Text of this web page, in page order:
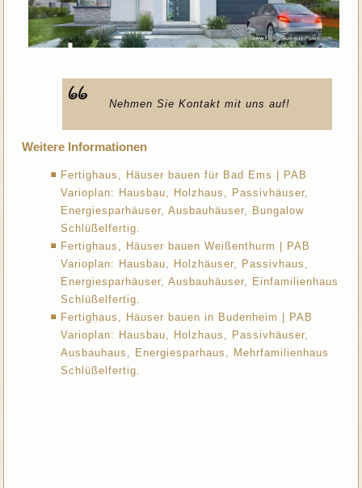
Nehmen Sie Kontakt mit uns auf!
Weitere Informationen
Fertighaus, Häuser bauen für Bad Ems | PAB
Varioplan: Hausbau, Holzhaus, Passivhäuser,
Energiesparhäuser, Ausbauhäuser, Bungalow
Schlüßelfertig.
Fertighaus, Häuser bauen Weißenthurm | PAB
Varioplan: Hausbau, Holzhäuser, Passivhaus,
Energiesparhäuser, Ausbauhäuser, Einfamilienhaus
Schlüßelfertig.
Fertighaus, Häuser bauen in Budenheim | PAB
Varioplan: Hausbau, Holzhaus, Passivhäuser,
Ausbauhaus, Energiesparhaus, Mehrfamilienhaus
Schlüßelfertig.